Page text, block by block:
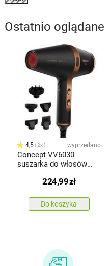
Ostatnio oglądane
4,5 2x wyprzedano
Concept VV6030
suszarka do włosów
224,99zł
Do koszyka